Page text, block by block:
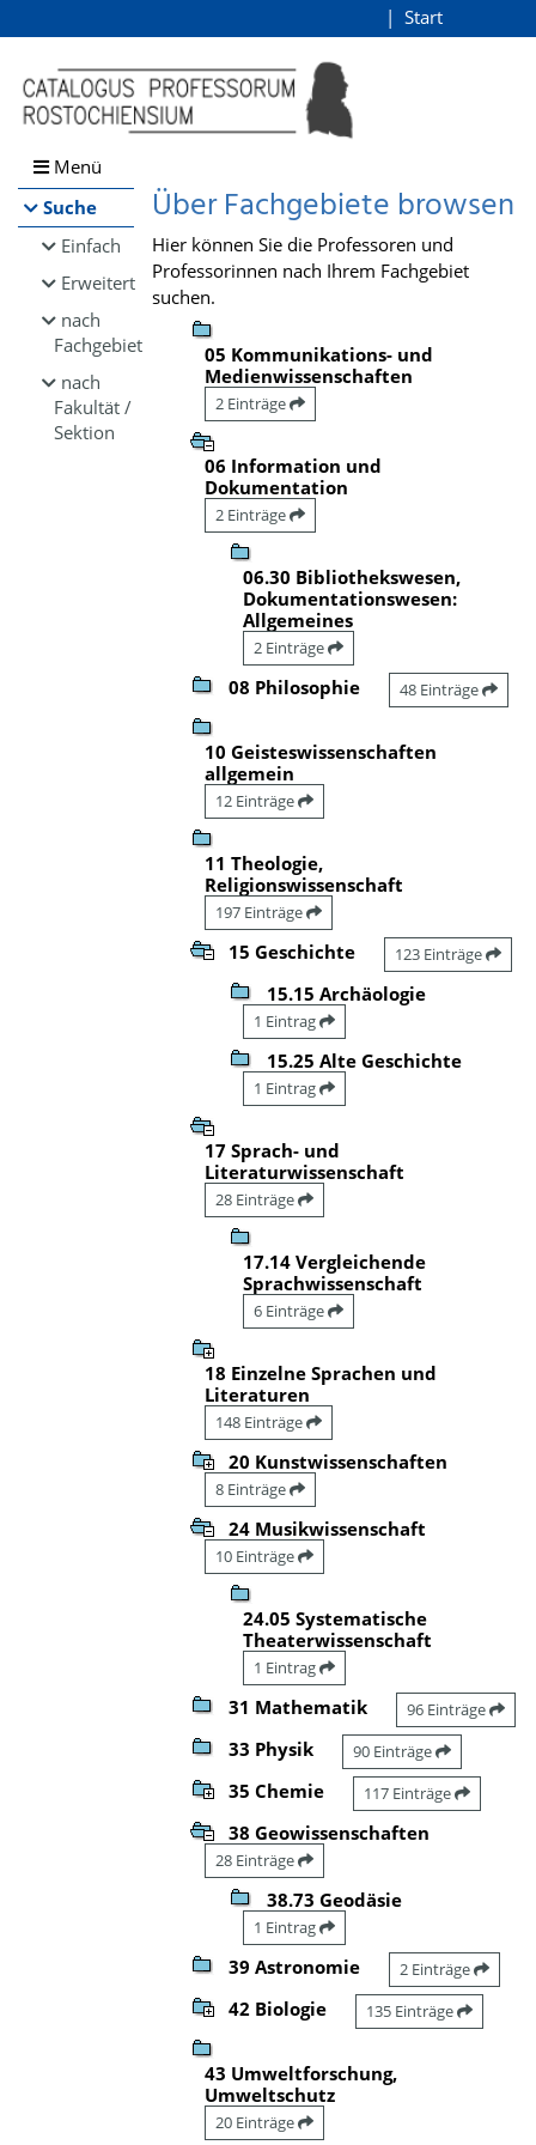
Browsen
direkt zum Inhalt
Start
Menü
Suche
Einfach
Erweitert
nach
Fachgebiet
nach
Fakultät /
Sektion
Über Fachgebiete browsen
Hier können Sie die Professoren und
Professorinnen nach Ihrem Fachgebiet
suchen.
05 Kommunikations- und
Medienwissenschaften
2 Einträge
06 Information und
Dokumentation
2 Einträge
06.30 Bibliothekswesen,
Dokumentationswesen:
Allgemeines
2 Einträge
08 Philosophie 48 Einträge
10 Geisteswissenschaften
allgemein
12 Einträge
11 Theologie,
Religionswissenschaft
197 Einträge
15 Geschichte 123 Einträge
15.15 Archäologie
1 Eintrag
15.25 Alte Geschichte
1 Eintrag
17 Sprach- und
Literaturwissenschaft
28 Einträge
17.14 Vergleichende
Sprachwissenschaft
6 Einträge
18 Einzelne Sprachen und
Literaturen
148 Einträge
20 Kunstwissenschaften
8 Einträge
24 Musikwissenschaft
10 Einträge
24.05 Systematische
Theaterwissenschaft
1 Eintrag
31 Mathematik 96 Einträge
33 Physik 90 Einträge
35 Chemie 117 Einträge
38 Geowissenschaften
28 Einträge
38.73 Geodäsie
1 Eintrag
39 Astronomie 2 Einträge
42 Biologie 135 Einträge
43 Umweltforschung,
Umweltschutz
20 Einträge